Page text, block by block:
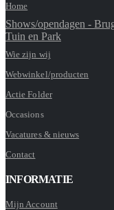
Home
Shows/opendagen -
Tuin en Park
Wie zijn wij
Webwinkel/producten
Actie Folder
Occasions
Vacatures & nieuws
Contact
INFORMATIE
Mijn Account